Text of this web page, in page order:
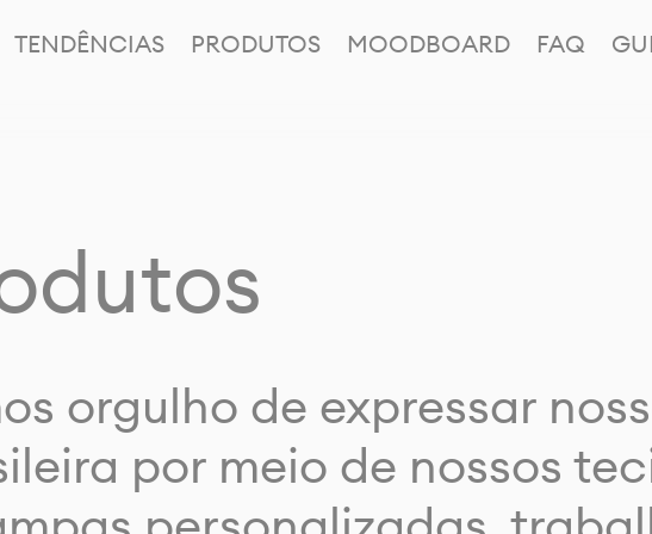
TENDÊNCIAS PRODUTOS MOODBOARD FAQ
orgulho de expressar
por meio de nossos